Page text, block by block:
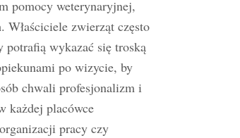
pomocy weterynaryjnej,
Właściciele zwierząt często
wykazać się troską
po wizycie, by
chwali profesjonalizm i
każdej placówce
pracy czy